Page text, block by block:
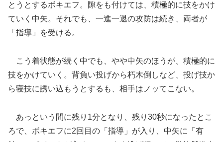
とうとするボキエフ。隙をも付けては、積極的に技をかけ
ていく中矢。それでも、一進一退の攻防は続き、両者が
「指導」を受ける。
こう着状態が続く中でも、やや中矢のほうが、積極的に
技をかけていく。背負い投げから朽木倒しなど、投げ技か
ら寝技に誘い込もうとするも、相手はノッてこない。
あっという間に残り1分となり、残り30秒になったとこ
ろで、ボキエフに2回目の「指導」が入り、中矢に「有